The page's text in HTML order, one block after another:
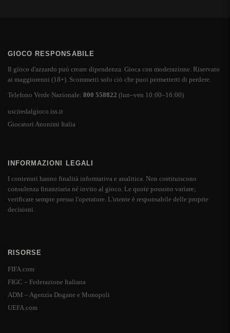
GIOCO RESPONSABILE
Il gioco d'azzardo può creare dipendenza. Gioca con moderazione. Riservato
ai maggiorenni (18+). Scommetti solo ciò che puoi permetterti di perdere.
Telefono Verde Nazionale: 800 558822 (lun–ven 10:00–16:00)
usciredalgioco.iss.it
Giocatori Anonimi Italia
INFORMAZIONI LEGALI
I contenuti hanno finalità informativa e analitica. Non costituiscono
consulenza finanziaria né invito al gioco. Le quote possono variare;
verificare sempre presso l'operatore. L'utente è responsabile delle proprie
decisioni.
RISORSE
FIFA.com
FIGC – Federazione Italiana
ADM – Agenzia Dogane e Monopoli
UEFA.com